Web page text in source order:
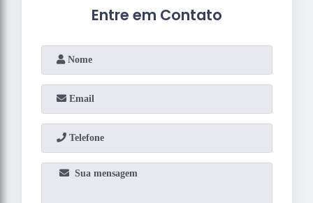
Entre em Contato